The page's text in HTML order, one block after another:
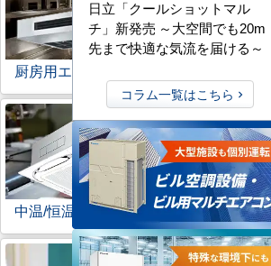
厨房用エアコン 寒冷
中温/恒温用エアコン 農業用
日立「クールショットマル
チ」新発売 ～大空間でも20m
先まで快適な気流を届ける～
コラム一覧はこちら